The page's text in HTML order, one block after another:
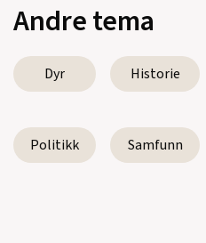
Andre tema
Dyr Historie
Politikk Samfunn